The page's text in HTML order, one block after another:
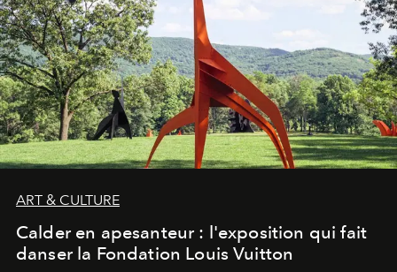
ART & CULTURE
Calder en apesanteur : l'exposition qui fait
danser la Fondation Louis Vuitton